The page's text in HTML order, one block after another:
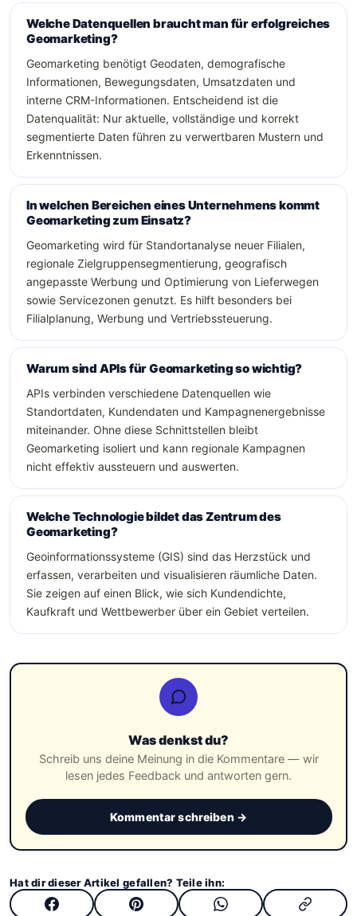
Welche Datenquellen braucht man für erfolgreiches
Geomarketing?
Geomarketing benötigt Geodaten, demografische
Informationen, Bewegungsdaten, Umsatzdaten und
interne CRM-Informationen. Entscheidend ist die
Datenqualität: Nur aktuelle, vollständige und korrekt
segmentierte Daten führen zu verwertbaren Mustern und
Erkenntnissen.
In welchen Bereichen eines Unternehmens kommt
Geomarketing zum Einsatz?
Geomarketing wird für Standortanalyse neuer Filialen,
regionale Zielgruppensegmentierung, geografisch
angepasste Werbung und Optimierung von Lieferwegen
sowie Servicezonen genutzt. Es hilft besonders bei
Filialplanung, Werbung und Vertriebssteuerung.
Warum sind APIs für Geomarketing so wichtig?
APIs verbinden verschiedene Datenquellen wie
Standortdaten, Kundendaten und Kampagnenergebnisse
miteinander. Ohne diese Schnittstellen bleibt
Geomarketing isoliert und kann regionale Kampagnen
nicht effektiv aussteuern und auswerten.
Welche Technologie bildet das Zentrum des
Geomarketing?
Geoinformationssysteme (GIS) sind das Herzstück und
erfassen, verarbeiten und visualisieren räumliche Daten.
Sie zeigen auf einen Blick, wie sich Kundendichte,
Kaufkraft und Wettbewerber über ein Gebiet verteilen.
Was denkst du?
Schreib uns deine Meinung in die Kommentare — wir
lesen jedes Feedback und antworten gern.
Kommentar schreiben →
Hat dir dieser Artikel gefallen? Teile ihn: